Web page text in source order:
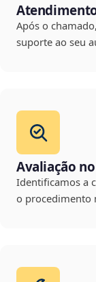
Após o
suporte ao seu
Avaliação
Identificamos a
o procedimento